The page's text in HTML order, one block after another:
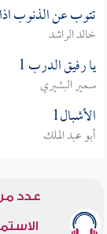
تتوب عن الذنوب
خالد الراشد
يا رفيق الدرب 1
سمير البشيري
الأشبال1
أبو عبد الملك
عدد